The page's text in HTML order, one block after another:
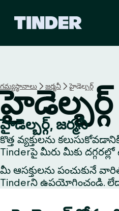
హో
మ్
గమ్యస్థానాలు జర్మనీ హైడెల్బర్గ్
హైడెల్బర్గ్
హైడెల్బర్గ్, జర్మనీ
కొత్త వ్యక్తులను
Tinderపై మీరు మీకు
మీ ఆసక్తులను పంచుకునే
Tinderని ఉపయోగించండి.